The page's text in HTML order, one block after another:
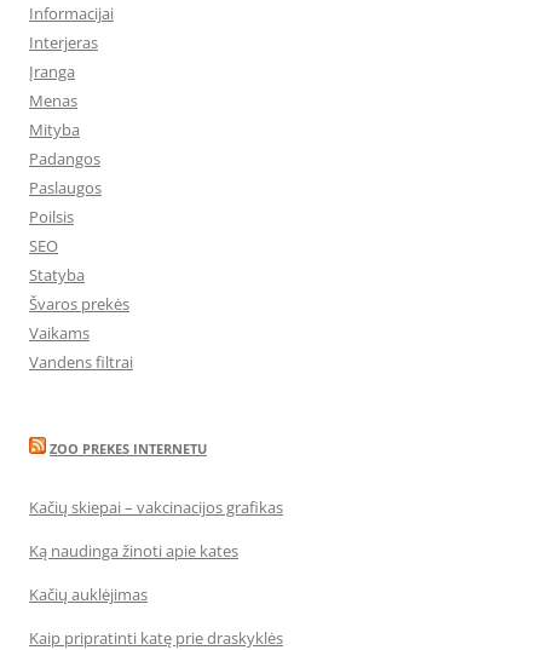
Informacijai
Interjeras
Įranga
Menas
Mityba
Padangos
Paslaugos
Poilsis
SEO
Statyba
Švaros prekės
Vaikams
Vandens filtrai
ZOO PREKES INTERNETU
Kačių skiepai – vakcinacijos grafikas
Ką naudinga žinoti apie kates
Kačių auklėjimas
Kaip pripratinti katę prie draskyklės